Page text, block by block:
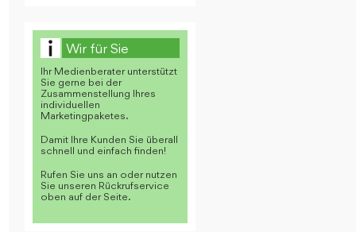
Wir für Sie
Ihr Medienberater unterstützt
Sie gerne bei der
Zusammenstellung Ihres
individuellen
Marketingpaketes.
Damit Ihre Kunden Sie überall
schnell und einfach finden!
Rufen Sie uns an oder nutzen
Sie unseren Rückrufservice
oben auf der Seite.